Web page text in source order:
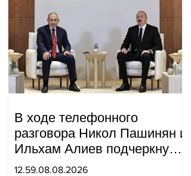
В ходе телефонного
разговора Никол Пашинян и
Ильхам Алиев подчеркнули
прогресс, достигнутый за
12.59.08.08.2026